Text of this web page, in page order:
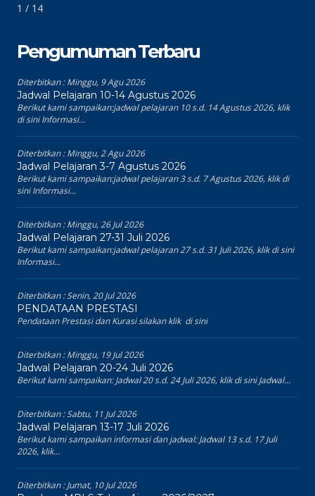
1 / 14
Pengumuman Terbaru
Diterbitkan :Minggu, 9 Agu 2026
Jadwal Pelajaran 10-14 Agustus 2026
Berikut kami sampaikan:jadwal pelajaran 10 s.d. 14 Agustus 2026, klik
di sini Informasi...
Diterbitkan :Minggu, 2 Agu 2026
Jadwal Pelajaran 3-7 Agustus 2026
Berikut kami sampaikan:jadwal pelajaran 3 s.d. 7 Agustus 2026, klik di
sini Informasi...
Diterbitkan :Minggu, 26 Jul 2026
Jadwal Pelajaran 27-31 Juli 2026
Berikut kami sampaikan:jadwal pelajaran 27 s.d. 31 Juli 2026, klik di sini
Informasi...
Diterbitkan :Senin, 20 Jul 2026
PENDATAAN PRESTASI
Pendataan Prestasi dan Kurasi silakan klik di sini
Diterbitkan :Minggu, 19 Jul 2026
Jadwal Pelajaran 20-24 Juli 2026
Berikut kami sampaikan: Jadwal 20 s.d. 24 Juli 2026, klik di sini Jadwal...
Diterbitkan :Sabtu, 11 Jul 2026
Jadwal Pelajaran 13-17 Juli 2026
Berikut kami sampaikan informasi dan jadwal: Jadwal 13 s.d. 17 Juli
2026, klik...
Diterbitkan :Jumat, 10 Jul 2026